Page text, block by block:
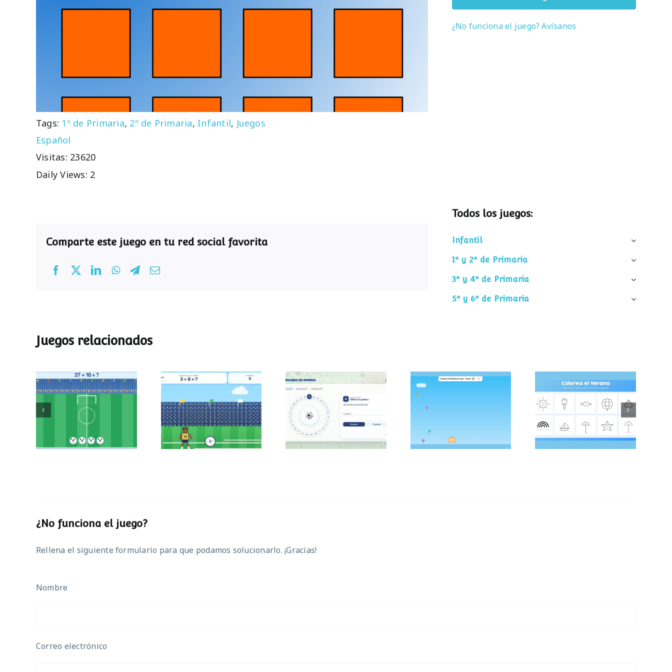
Tags: 1º de Primaria, 2º de Primaria, Infantil, Juegos
Español
Visitas: 23620
Daily Views: 2
¿No funciona el juego? Avísanos
Comparte este juego en tu red social favorita
Todos los juegos:
Infantil
1º y 2º de Primaria
3º y 4º de Primaria
5º y 6º de Primaria
Juegos relacionados
Mundial de
operaciones
Partido de sumas
Pasapalabra del
Mundial
Atrapa el helado Colorea el verano
¿No funciona el juego?
Rellena el siguiente formulario para que podamos solucionarlo. ¡Gracias!
Nombre
Correo electrónico